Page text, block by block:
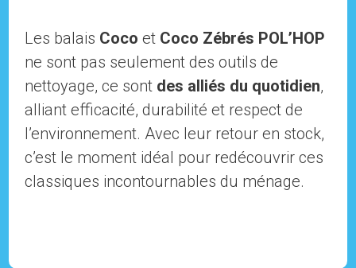
Les balais Coco et Coco Zébrés POL’HOP
ne sont pas seulement des outils de
nettoyage, ce sont des alliés du quotidien,
alliant efficacité, durabilité et respect de
l’environnement. Avec leur retour en stock,
c’est le moment idéal pour redécouvrir ces
classiques incontournables du ménage.